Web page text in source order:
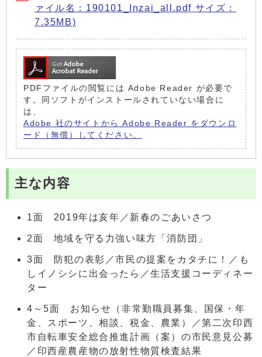
ァイル名：190101_Inzai_all.pdf サイズ：
7.35MB)
PDFファイルの閲覧には Adobe Reader が必要で
す。同ソフトがインストールされていない場合に
は、
Adobe 社のサイトから Adobe Reader をダウンロ
ード（無償）してください。
主な内容
1面 2019年は亥年／新春のごあいさつ
2面 地域を守る力強い味方「消防団」
3面 防犯の表彰／市民の提案をカタチに！／も
しイノシシに出会ったら／生活支援コーディネー
ター
4～5面 お知らせ（非常勤職員募集、国保・年
金、スポーツ、相談、税金、農業）／第二次印西
市自転車安全総合推進計画（案）の市民意見公募
／印西産農産物の放射性物質検査結果